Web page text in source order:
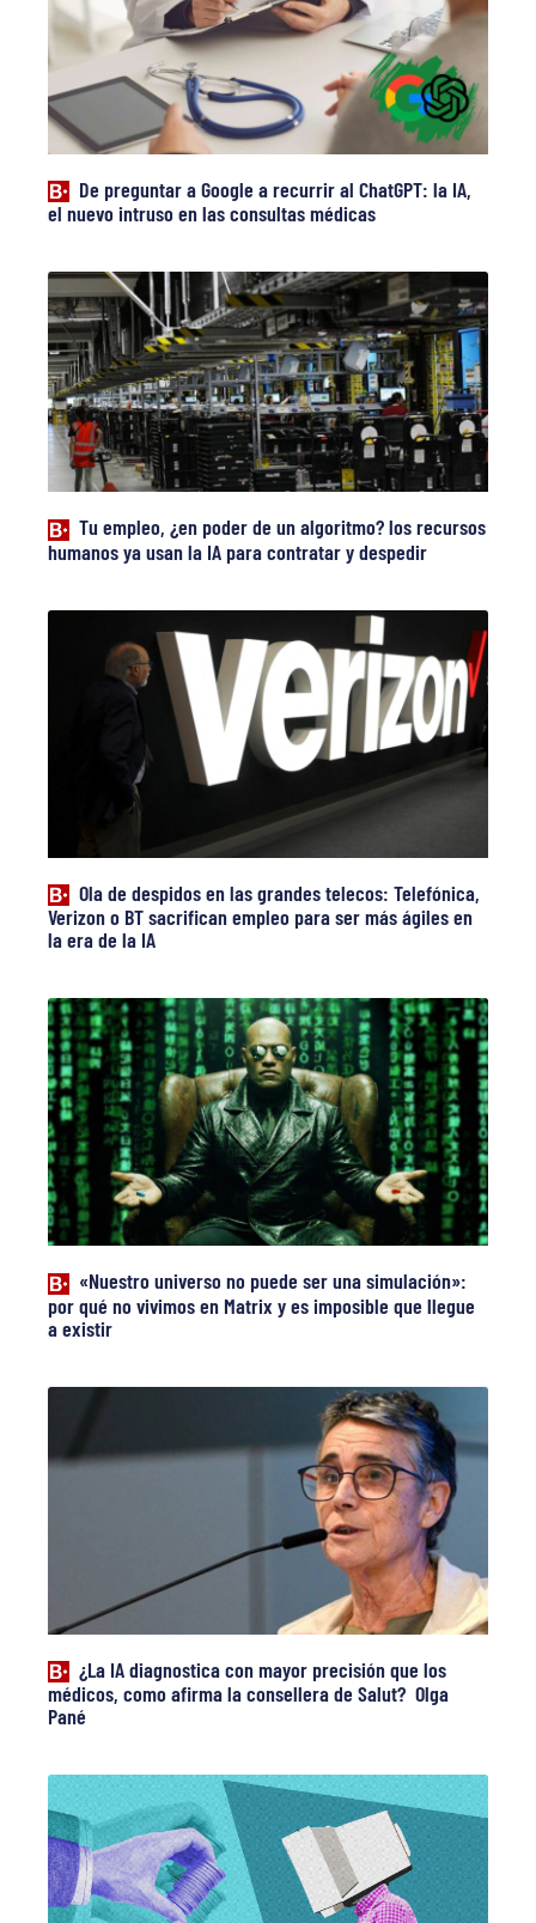
De preguntar a Google a recurrir al ChatGPT: la IA,
el nuevo intruso en las consultas médicas
Tu empleo, ¿en poder de un algoritmo? los recursos
humanos ya usan la IA para contratar y despedir
Ola de despidos en las grandes telecos: Telefónica,
Verizon o BT sacrifican empleo para ser más ágiles en
la era de la IA
«Nuestro universo no puede ser una simulación»:
por qué no vivimos en Matrix y es imposible que llegue
a existir
¿La IA diagnostica con mayor precisión que los
médicos, como afirma la consellera de Salut? Olga
Pané